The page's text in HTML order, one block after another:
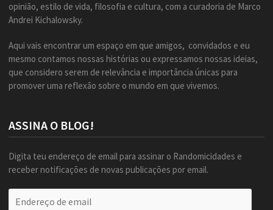
opinião, estilo de vida, filosofia e cultura, com a curadoria de Marco
Andrei Kichalowsky.
Aqui vais encontrar um espaço em que amigos, convidados e eu
mesmo contamos nossas histórias ou expressamos nossas ideias,
que considero serem de relevância e importância únicas para
promover uma reflexão sobre o mundo em que vivemos.
ASSINA O BLOG!
Digita teu endereço de email para assinar o Randomicidades e
receber notificações de novas publicações por email.